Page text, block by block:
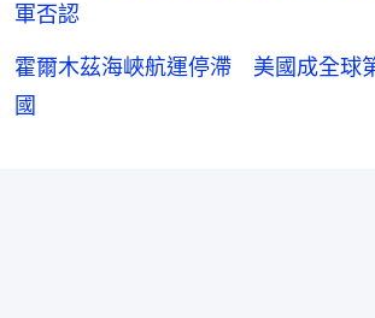
軍否認
霍爾木茲海峽航運停滯 美國成全球
國